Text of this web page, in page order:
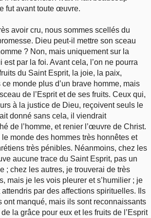
fut avant toute œuvre.
avoir cru, nous sommes scellés du
Dieu peut-il mettre son sceau
? Non, mais uniquement sur la
est par la foi. Avant cela, l’on ne pourra
du Saint Esprit, la joie, la paix,
ce monde plus d’un brave homme, mais
de l’Esprit et de ses fruits. Ceux qui,
à la justice de Dieu, reçoivent seuls le
donné sans cela, il viendrait
de l’homme, et renier l’œuvre de Christ.
monde des hommes très honnêtes et
très pénibles. Néanmoins, chez les
aucune trace du Saint Esprit, pas un
; chez les autres, je trouverai de très
mais je les vois pleurer et s’humilier ; je
attendris par des affections spirituelles. Ils
ont manqué, mais ils sont reconnaissants
la grâce pour eux et les fruits de l’Esprit